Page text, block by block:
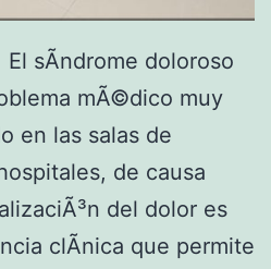
El sÃ­ndrome doloroso
mÃ©dico muy
en las salas de
de causa
del dolor es
clÃ­nica que permite